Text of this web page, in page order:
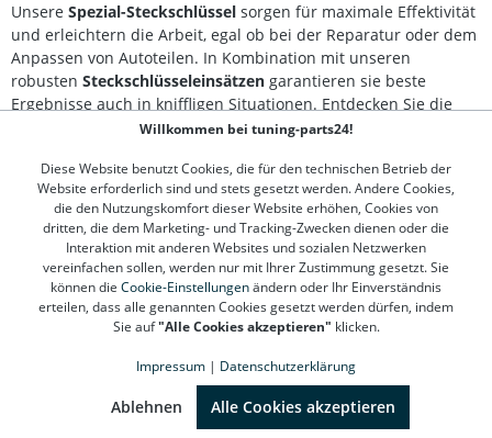
Unsere Spezial-Steckschlüssel sorgen für maximale Effektivität
und erleichtern die Arbeit, egal ob bei der Reparatur oder dem
Anpassen von Autoteilen. In Kombination mit unseren
robusten Steckschlüsseleinsätzen garantieren sie beste
Ergebnisse auch in kniffligen Situationen. Entdecken Sie die
Vielfalt der Werkzeuge in unserer Kategorie und profitieren Sie
Kontakt
Kundenservice
Informationen
Willkommen bei tuning-parts24!
Diese Website benutzt Cookies, die für den technischen Betrieb der
Website erforderlich sind und stets gesetzt werden. Andere Cookies,
die den Nutzungskomfort dieser Website erhöhen, Cookies von
dritten, die dem Marketing- und Tracking-Zwecken dienen oder die
Interaktion mit anderen Websites und sozialen Netzwerken
vereinfachen sollen, werden nur mit Ihrer Zustimmung gesetzt. Sie
können die Cookie-Einstellungenändern oder Ihr Einverständnis
erteilen, dass alle genannten Cookies gesetzt werden dürfen, indem
Sie auf"Alle Cookies akzeptieren" klicken.
Impressum | Datenschutzerklärung
Ablehnen Alle Cookies akzeptieren
(4.78 / 5)
1312
Bewertungen bei: google.de, shopvote.de ⓘ
Informationen zur Echtheit der Bewertungen